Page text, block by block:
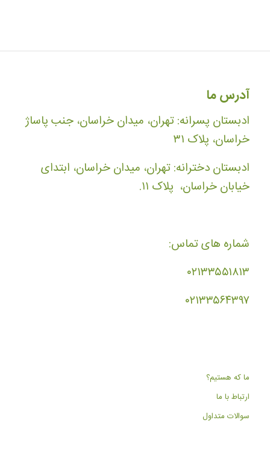
آدرس ما
ادبستان پسرانه: تهران، میدان خراسان، جنب پاساژ
خراسان، پلاک ۳۱
ادبستان دخترانه: تهران، میدان خراسان، ابتدای
خیابان خراسان، پلاک ۱۱.
شماره های تماس:
۰۲۱۳۳۵۵۱۸۱۳
۰۲۱۳۳۵۶۴۳۹۷
ما که هستیم؟
ارتباط با ما
سوالات متداول